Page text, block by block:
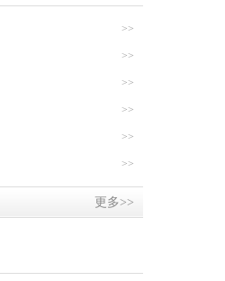
>>
>>
>>
>>
>>
>>
更多>>